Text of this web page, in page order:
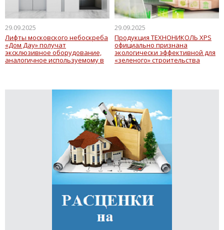
29.09.2025
Лифты московского небоскреба
«Дом Дау» получат
эксклюзивное оборудование,
аналогичное используемому в
29.09.2025
Продукция ТЕХНОНИКОЛЬ XPS
официально признана
экологически эффективной для
«зеленого» строительства